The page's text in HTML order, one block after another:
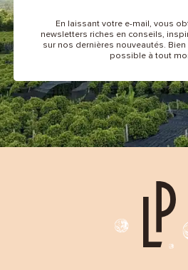
En laissant votre e-mail, vous
newsletters riches en conseils,
sur nos dernières nouveautés.
possible à tout